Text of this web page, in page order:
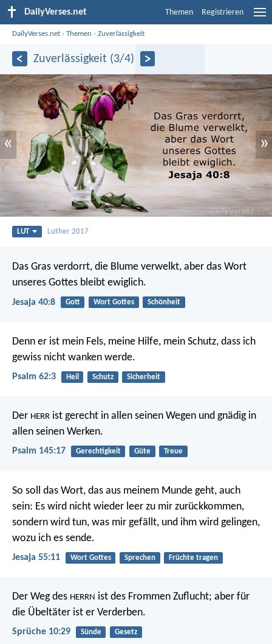
DailyVerses.net Themen Registrieren
DailyVerses.net ›Themen ›Zuverlässigkeit
Zuverlässigkeit (3/4)
« »
LUT Luther 2017
Das Gras verdorrt, die Blume verwelkt, aber das Wort
unseres Gottes bleibt ewiglich.
Jesaja 40:8 Gott Wort Gottes Schönheit
Denn er ist mein Fels, meine Hilfe, mein Schutz, dass ich
gewiss nicht wanken werde.
Psalm 62:3 Heil Schutz Sicherheit
Der HERR ist gerecht in allen seinen Wegen und gnädig in
allen seinen Werken.
Psalm 145:17 Gerechtigkeit Güte Treue
So soll das Wort, das aus meinem Munde geht, auch
sein: Es wird nicht wieder leer zu mir zurückkommen,
sondern wird tun, was mir gefällt, und ihm wird gelingen,
wozu ich es sende.
Jesaja 55:11 Wort Gottes Sprechen Früchte tragen
Der Weg des HERRN ist des Frommen Zuflucht; aber für
die Übeltäter ist er Verderben.
Sprüche 10:29 Sünde Gesetz